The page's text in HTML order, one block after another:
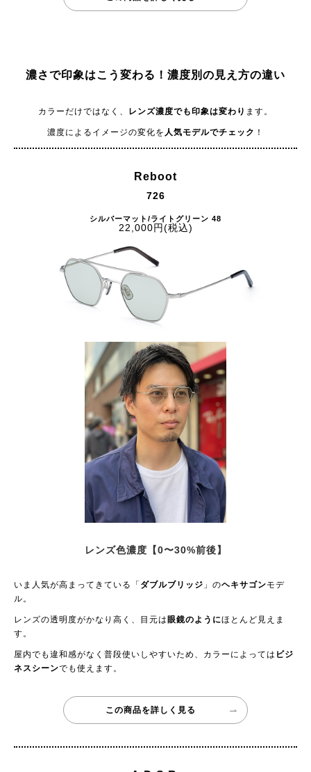
濃さで印象はこう変わる！ 濃度別の見え方の違い
カラーだけではなく、 レンズ濃度でも印象は変わり ます。
濃度によるイメージの変化を 人気モデルでチェック ！
Reboot
726
シルバーマット/ライトグリーン 48
22,000円(税込)
レンズ色濃度【0〜30%前後】
いま人気が高まってきている「 ダブルブリッジ 」のヘキサゴンモデ
ル。
レンズの透明度がかなり高く、目元は 眼鏡のようにほとんど見えま
す。
屋内でも違和感がなく普段使いしやすいため、カラーによっては ビジ
ネスシーンでも使えます。
この商品を詳しく見る